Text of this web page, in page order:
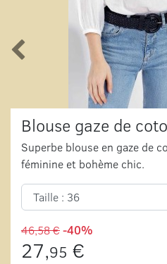
Blouse gaze de
Superbe blouse en gaze de
féminine et bohème chic.
46,58 €-40%
27,95 €